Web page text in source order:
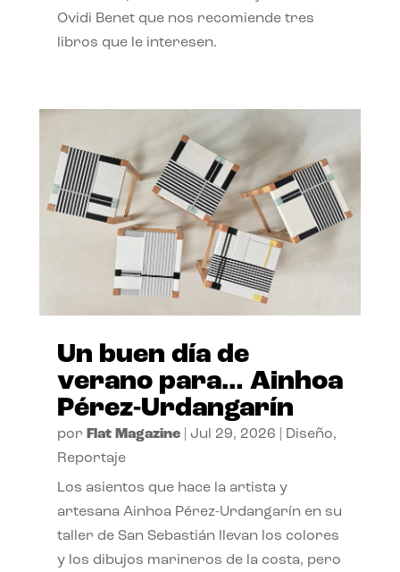
Ovidi Benet que nos recomiende tres
libros que le interesen.
Un buen día de
verano para… Ainhoa
Pérez-Urdangarín
por Flat Magazine| Jul 29, 2026 Diseño,
Reportaje
Los asientos que hace la artista y
artesana Ainhoa Pérez-Urdangarín en su
taller de San Sebastián llevan los colores
y los dibujos marineros de la costa, pero